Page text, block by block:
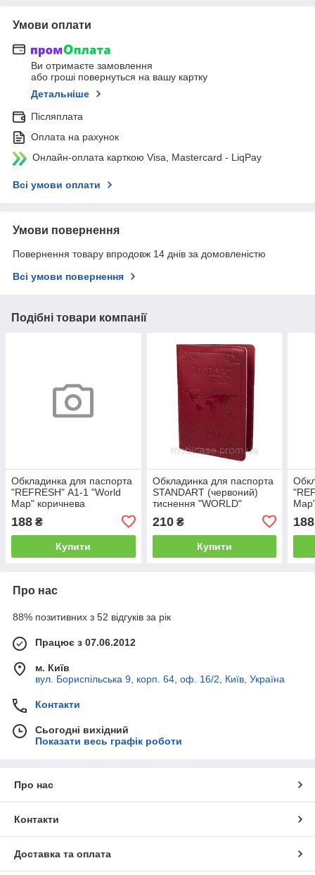
Умови оплати
Ви отримаєте замовлення
або гроші повернуться на вашу картку
Детальніше
Післяплата
Оплата на рахунок
Онлайн-оплата карткою Visa, Mastercard - LiqPay
Всі умови оплати
Умови повернення
Повернення товару впродовж 14 днів за домовленістю
Всі умови повернення
Подібні товари компанії
Обкладинка для паспорта
"REFRESH" А1-1 "World
Map" коричнева
188 ₴
Купити
Обкладинка для паспорта
STANDART (червоний)
тиснення "WORLD"
210₴
Купити
188
Про нас
88% позитивних з 52 відгуків за рік
Працює з 07.06.2012
м. Київ
вул. Бориспільська 9, корп. 64, оф. 16/2, Київ, Україна
Контакти
Сьогодні вихідний
Показати весь графік роботи
Про нас
Контакти
Доставка та оплата